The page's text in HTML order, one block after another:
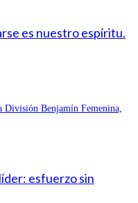
es nuestro espíritu.
División Benjamín Femenina,
esfuerzo sin